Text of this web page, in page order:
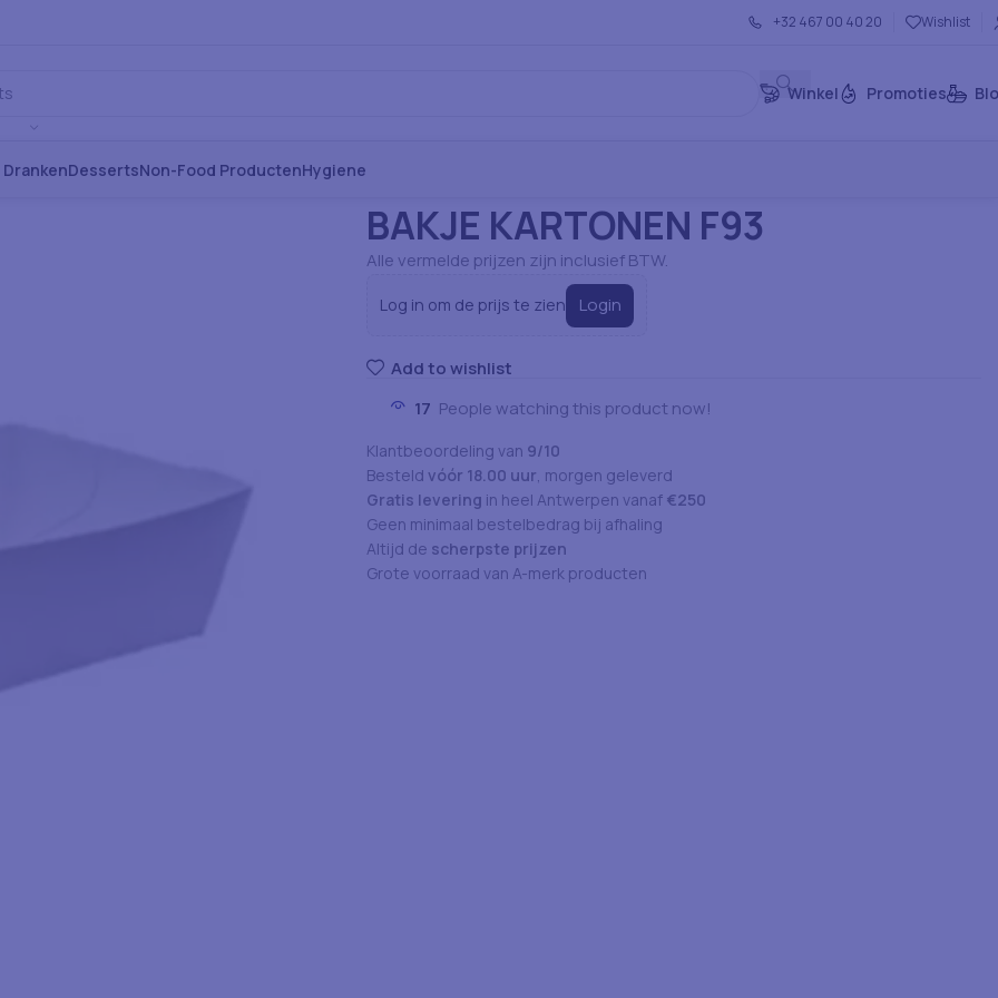
+32 467 00 40 20 Wishlist
Winkel Promoties
DessertsNon-Food ProductenHygiene
BAKJE KARTONEN F93
Alle vermelde prijzen zijn inclusief BTW.
Log in om de prijs te zien Login
Add to wishlist
17 People watching this product now!
Klantbeoordeling van 9/10
Besteld vóór 18.00 uur, morgen geleverd
Gratis levering in heel Antwerpen vanaf €250
Geen minimaal bestelbedrag bij afhaling
Altijd de scherpste prijzen
Grote voorraad van A-merk producten